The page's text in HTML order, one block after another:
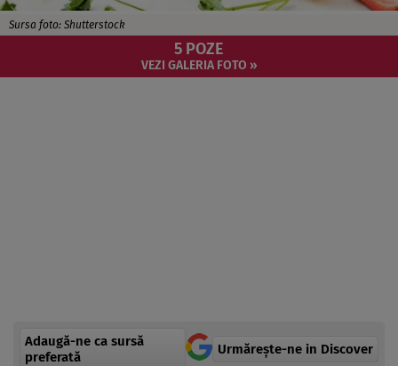
Sursa foto: Shutterstock
5 POZE
VEZI GALERIA FOTO »
Adaugă-ne ca sursă
preferată
Urmărește-ne in Discover